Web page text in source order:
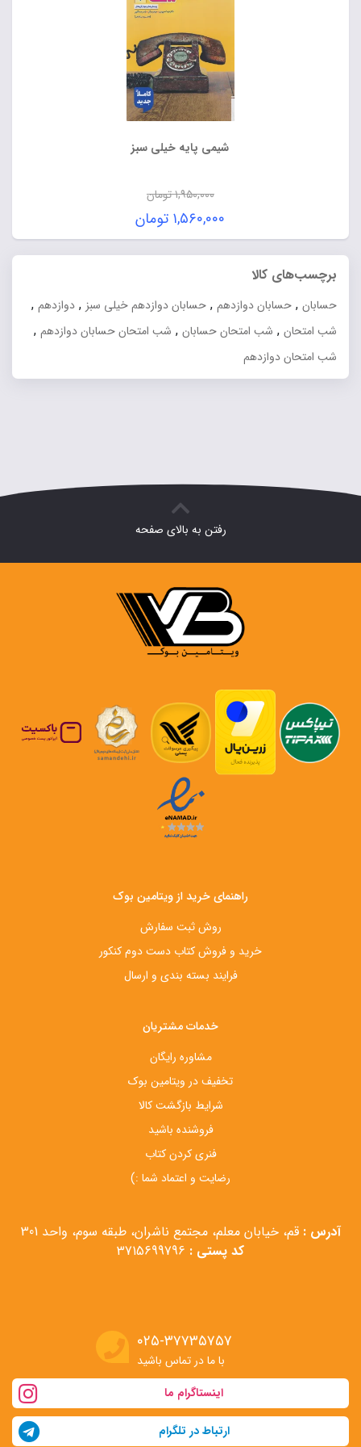
شیمی پایه خیلی سبز
۱,۹۵۰,۰۰۰تومان
قیمت
اصلی:
۱,۹۵۰,۰۰۰ تومان
۱,۵۶۰,۰۰۰ تومان
قیمت
فعلی:
برچسب‌های کالا
حسابان , حسابان دوازدهم , حسابان دوازدهم خیلی سبز , دوازدهم ,
شب امتحان , شب امتحان حسابان , شب امتحان حسابان دوازدهم ,
شب امتحان دوازدهم
رفتن به بالای صفحه
راهنمای خرید از ویتامین بوک
روش ثبت سفارش
خرید و فروش کتاب دست‌ دوم کنکور
فرایند بسته بندی و ارسال
خدمات مشتریان
مشاوره رایگان
تخفیف در ویتامین بوک
شرایط بازگشت کالا
فروشنده باشید
فنری کردن کتاب
رضایت و اعتماد شما :)
آدرس : قم، خیابان معلم، مجتمع ناشران، طبقه سوم، واحد 301
کد پستی :
۰۲۵-۳۷۷۳۵۷۵۷
با ما در تماس باشید
اینستاگرام ما
ارتباط در تلگرام